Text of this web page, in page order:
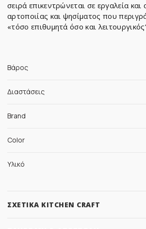
σειρά επικεντρώνεται σε εργαλεία και
αρτοποιίας και ψησίματος που
«τόσο επιθυμητά όσο και
Βάρος
Διαστάσεις
Brand
Color
Υλικό
ΣΧΕΤΙΚΆ KITCHEN CRAFT